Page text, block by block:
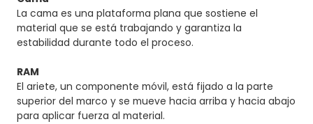
La cama es una plataforma plana que sostiene el
material que se está trabajando y garantiza la
estabilidad durante todo el proceso.
RAM
El ariete, un componente móvil, está fijado a la parte
superior del marco y se mueve hacia arriba y hacia abajo
para aplicar fuerza al material.